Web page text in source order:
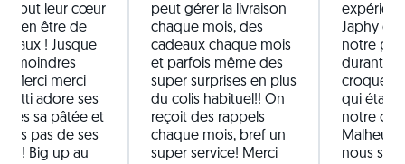
tout leur cœur
bien être de
! Jusque
moindres
! Merci merci
Patti adore ses
sa pâtée et
pas de ses
! Big up au
peut gérer la livraison
chaque mois, des
cadeaux chaque mois
et parfois même des
super surprises en plus
du colis habituel!! On
reçoit des rappels
chaque mois, bref un
super service! Merci
Japhy
notre
durant 1
qui
notre
nous